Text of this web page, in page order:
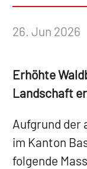
26. Jun 2026
Erhöhte
Landschaft
Aufgrund der
im Kanton
folgende